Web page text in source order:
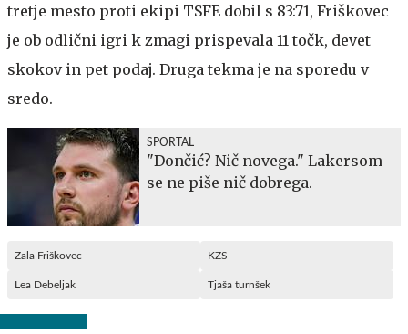
tretje mesto proti ekipi TSFE dobil s 83:71, Friškovec
je ob odlični igri k zmagi prispevala 11 točk, devet
skokov in pet podaj. Druga tekma je na sporedu v
sredo.
SPORTAL
"Dončić? Nič novega." Lakersom
se ne piše nič dobrega.
Zala Friškovec KZS
Lea Debeljak Tjaša turnšek